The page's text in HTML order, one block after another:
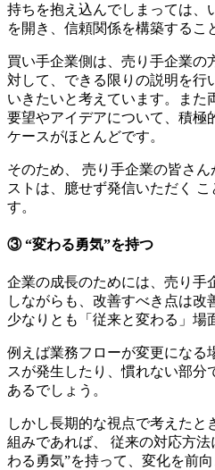
持ちを抱え込んでしまっては、
を開き、信頼関係を構築するこ
買い手企業側は、売り手企業の
対して、できる限りの説明を行
いきたいと考えています。また
要望やアイデアについて、積極
ケースがほとんどです。
そのため、 売り手企業の皆さ
ストは、臆せず発信いただく
す。
③ “変わる勇気”を持つ
企業の成長のためには、売り手
しながらも、改善すべき点は改
少なりとも「従来と変わる」場
例えば業務フローが変更になる
スが発生したり、慣れない部分
あるでしょう。
しかし長期的な視点で考えたと
組みであれば、 従来の対応方
わる勇気”を持って、変化を前